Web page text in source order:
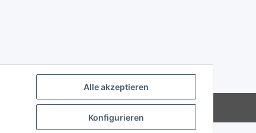
Powered byJTL-Shop
Alle akzeptieren
Konfigurieren